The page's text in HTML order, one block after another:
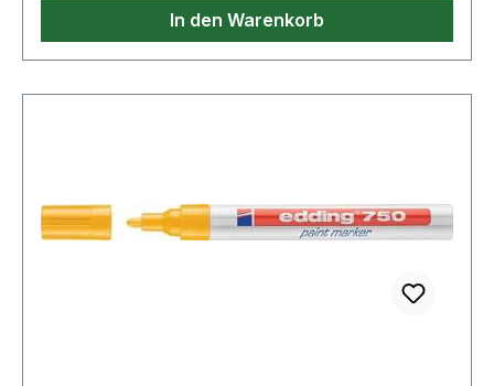
In den Warenkorb